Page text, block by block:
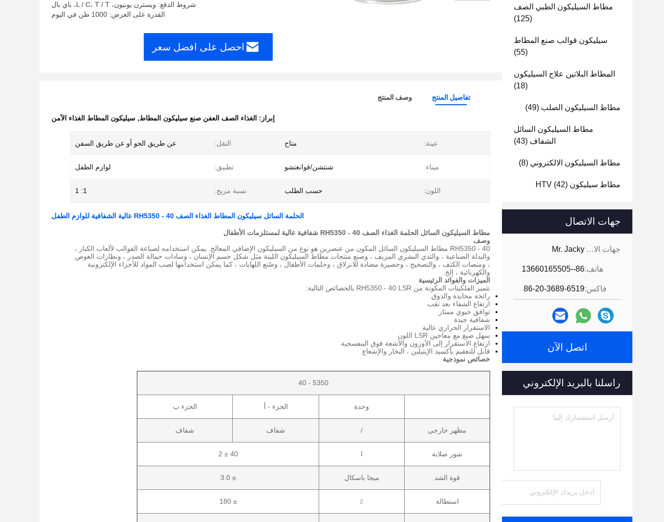
مطاط السيليكون الطبي الصف
(125)
سيليكون قوالب صنع المطاط
(55)
المطاط البلاتين علاج السيليكون
(18)
مطاط السيليكون الصلب (49)
مطاط السيليكون السائل
الشفاف (43)
مطاط السيليكون الالكتروني (8)
مطاط سيليكون HTV (42)
جهات الاتصال
جهات الاتصال: Mr. Jacky
هاتف:86--13660165505
فاكس:86-20-3689-6519
اتصل الآن
راسلنا بالبريد الإلكتروني
شروط الدفع: ويسترن يونيون، L / C، T / T، باي بال
القدرة على العرض: 1000 طن في اليوم
احصل على افضل سعر
تفاصيل المنتج وصف المنتج
إبراز: الغذاء الصف العفن صنع سيليكون المطاط, سيليكون المطاط الغذاء الآمن
عينة: متاح النقل: عن طريق الجو أو عن طريق السفن
ميناء: شنتشن/قوانغتشو تطبيق: لوازم الطفل
اللون: حسب الطلب نسبة مزيج: 1: 1
الحلمة السائل سيليكون المطاط الغذاء الصف RH5350 - 40 عالية الشفافية للوازم الطفل
مطاط السيليكون السائل الحلمة الغذاء الصف RH5350 - 40 شفافية عالية لمستلزمات الأطفال
وصف
RH5350 - 40 مطاط السيليكون السائل المكون من عنصرين هو نوع من السيليكون الإضافي المعالج.
يمكن استخدامه لصناعة القوالب لألعاب الكبار ،
والبدلة الصناعية ، والثدي البشري المزيف ، وصنع منتجات مطاط السيليكون اللينة مثل شكل جسم الإنسان ، وسادات حمالة الصدر ، ونظارات الغوص
، ومنصات الكتف ، والتصحيح ، وحصيرة مضادة للانزلاق ، وحلمات الأطفال ، وصُنع اللهايات ، كما يمكن استخدامها لصب المواد للأجزاء الإلكترونية
والكهربائية ، إلخ.
الميزات والفوائد الرئيسية
تتميز الفلكينات المكونة من RH5350 - 40 LSR بالخصائص التالية:
رائحة محايدة والذوق
ارتفاع الشفاء بعد ثقب
توافق حيوي ممتاز
شفافية جيدة
الاستقرار الحراري عالية
سهل صبغ مع معاجين LSR اللون
ارتفاع الاستقرار إلى الأوزون والأشعة فوق البنفسجية
قابل للتعقيم بأكسيد الإيثيلين ، البخار والإشعاع
خصائص نموذجية
5350 - 40
وحدة الجزء - أ الجزء ب
مظهر خارجي / شفاف شفاف
شور صلابة ا 40 ± 2
قوة الشد ميجا باسكال ≥ 3.0
استطالة ٪ ≥ 180